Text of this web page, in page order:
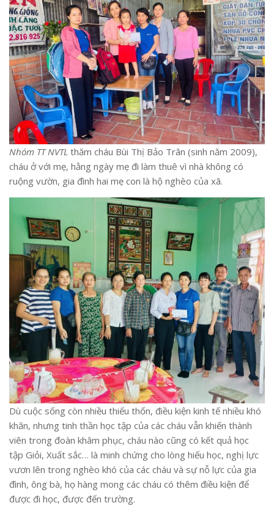
Nhóm TT NVTL thăm cháu Bùi Thị Bảo Trân (sinh năm 2009),
cháu ở với mẹ, hằng ngày mẹ đi làm thuê vì nhà không có
ruộng vườn, gia đình hai mẹ con là hộ nghèo của xã.
Dù cuộc sống còn nhiều thiếu thốn, điều kiện kinh tế nhiều khó
khăn, nhưng tinh thần học tập của các cháu vẫn khiến thành
viên trong đoàn khâm phục, cháu nào cũng có kết quả học
tập Giỏi, Xuất sắc… là minh chứng cho lòng hiếu học, nghị lực
vươn lên trong nghèo khó của các cháu và sự nỗ lực của gia
đình, ông bà, họ hàng mong các cháu có thêm điều kiện để
được đi học, được đến trường.